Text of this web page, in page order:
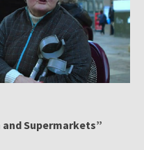
and Supermarkets”